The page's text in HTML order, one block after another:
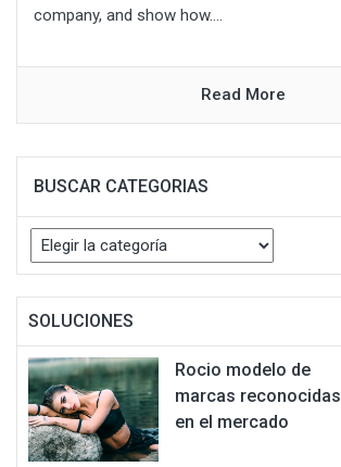
company, and show how....
Read More
BUSCAR CATEGORIAS
Buscar
Categorias
SOLUCIONES
Rocio modelo de
marcas reconocidas
en el mercado